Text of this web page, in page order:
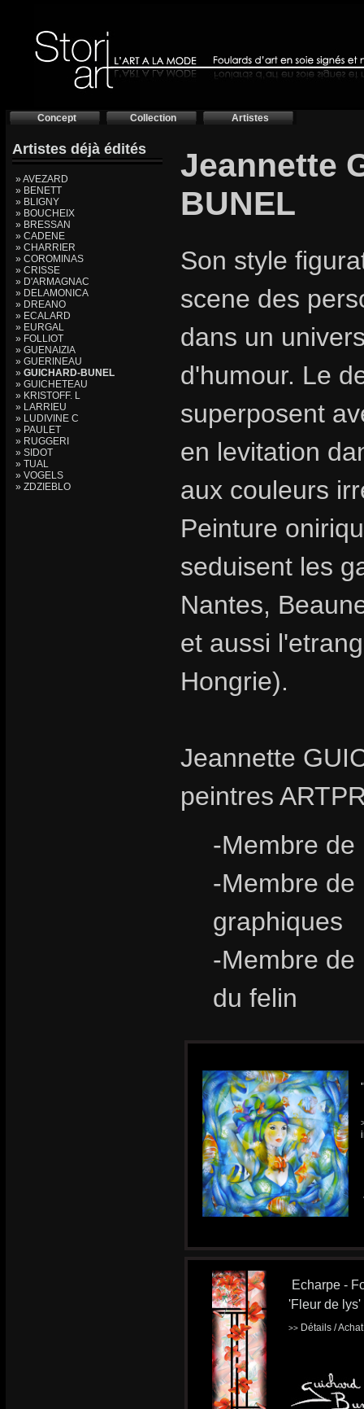
Concept Collection Artistes
Artistes déjà édités
» AVEZARD
» BENETT
» BLIGNY
» BOUCHEIX
» BRESSAN
» CADENE
» CHARRIER
» COROMINAS
» CRISSE
» D'ARMAGNAC
» DELAMONICA
» DREANO
» ECALARD
» EURGAL
» FOLLIOT
» GUENAIZIA
» GUERINEAU
» GUICHARD-BUNEL
» GUICHETEAU
» KRISTOFF. L
» LARRIEU
» LUDIVINE C
» PAULET
» RUGGERI
» SIDOT
» TUAL
» VOGELS
» ZDZIEBLO
Jeannette
BUNEL
Son style
scene des
dans un
d'humour. Le
superposent
en levitation
aux couleurs
Peinture
seduisent les
Nantes,
et aussi
Hongrie).
Jeannette
peintres
-Membre de
-Membre de
graphiques
-Membre de
du felin
Echarpe -
'Fleur de lys'
>> Détails /